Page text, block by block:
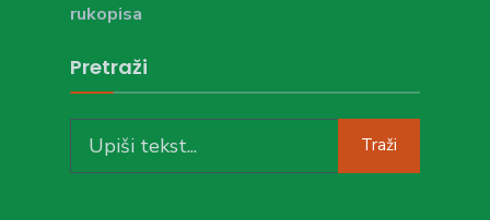
rukopisa
Pretraži
for:
Traži